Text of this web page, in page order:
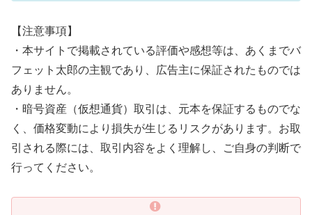
【注意事項】
・本サイトで掲載されている評価や感想等は、あくまでバ
フェット太郎の主観であり、広告主に保証されたものでは
ありません。
・暗号資産（仮想通貨）取引は、元本を保証するものでな
く、価格変動により損失が生じるリスクがあります。お取
引される際には、取引内容をよく理解し、ご自身の判断で
行ってください。